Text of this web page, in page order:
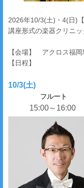
2026年10/3(土)・4(日)
講座形式の楽器クリニッ
【会場】 アクロス福岡
【日程】
10/3(土)
フルート
15:00～16:00